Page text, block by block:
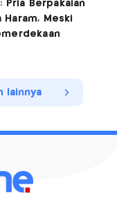
Pria Berpakaian
Haram, Meski
lainnya